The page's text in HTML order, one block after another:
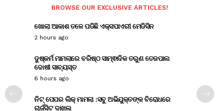
BROWSE OUR EXCLUSIVE ARTICLES!
ଖୋଲା ଆକାଶ ତଳେ ପଡିଛି ଏକ୍ସପାଏରୀ ମେଡିସିନ
2 hours ago
ଦୁଷ୍କର୍ମ ମାମଲାରେ ବରିଷ୍ଠ ସାମ୍ଵାଦିକ ତରୁଣ ତେଜପାଲ
ଦୋଷୀ ସାବ୍ୟସ୍ତ
6 hours ago
ନିଟ୍ ପେପର ଲିକ୍ ମାମଲା :ସବୁ ଅଭିଯୁକ୍ତଙ୍କ ବିରୋଧରେ
ଚାର୍ଜସିଟ ଦାଖଲ